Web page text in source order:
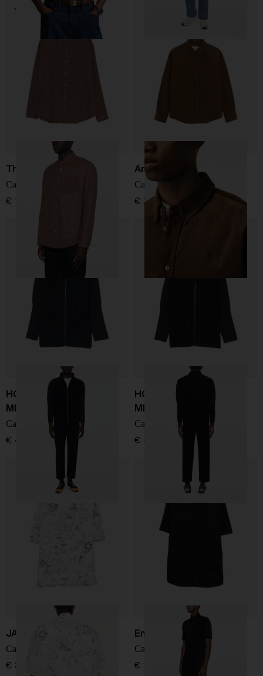
The Row
Camicia in cotone Pompeo
€ 1.250,00
Ami Paris
Camicia in velluto
€ 290,00
HOMME PLISSE' ISSEY
MIYAKE
Camicia plissettata
€ 475,00
HOMME PLISSE' ISSEY
MIYAKE
Camicia plissettata
€ 475,00
JACQUEMUS
Camicia in cotone stampato
€ 390,00
Emporio Armani
Camicia di cotone
€ 160,00